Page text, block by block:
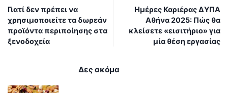
Γιατί δεν πρέπει να
χρησιμοποιείτε τα δωρεάν
προϊόντα περιποίησης στα
ξενοδοχεία
Ημέρες Καριέρας ΔΥΠΑ
Αθήνα 2025: Πώς θα
κλείσετε «εισιτήριο» για
μία θέση εργασίας
Δες ακόμα